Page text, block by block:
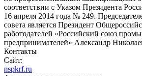
соответствии с Указом Президента
16 апреля 2014 года № 249.
совета является Президент
работодателей «Российский союз
предпринимателей» Александр
Контакты
Сайт:
nspkrf.ru